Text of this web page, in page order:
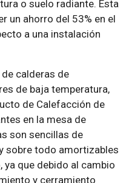
o suelo radiante. Esta
un ahorro del 53% en el
a una instalación
calderas de
de baja temperatura,
de Calefacción de
en la mesa de
son sencillas de
sobre todo amortizables
que debido al cambio
y cerramiento